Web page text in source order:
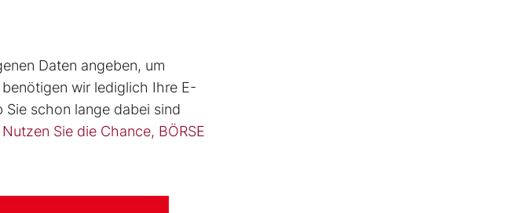
Daten angeben, um
wir lediglich Ihre E-
Sie schon lange dabei sind
Nutzen Sie die Chance, BÖRSE